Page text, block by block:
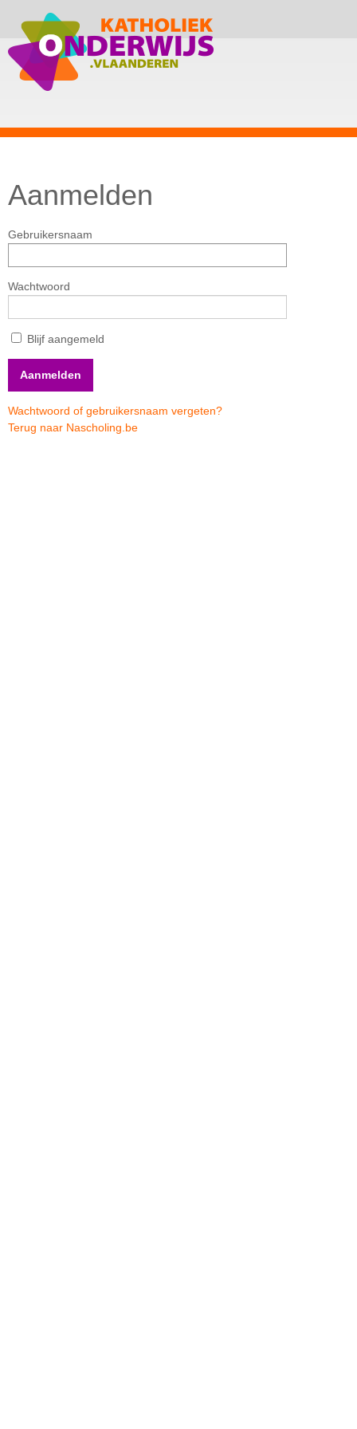
Aanmelden
Gebruikersnaam
Wachtwoord
Blijf aangemeld
Wachtwoord of gebruikersnaam vergeten?
Terug naar Nascholing.be